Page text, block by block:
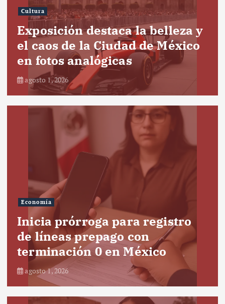
Cultura
Exposición destaca la belleza y
el caos de la Ciudad de México
en fotos analógicas
agosto 1, 2026
Economía
Inicia prórroga para registro
de líneas prepago con
terminación 0 en México
agosto 1, 2026